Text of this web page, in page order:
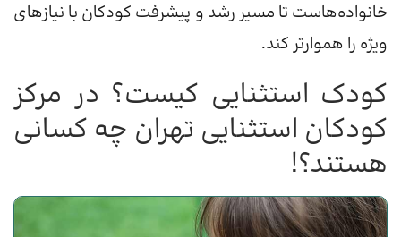
خانواده‌هاست تا مسیر رشد و پیشرفت کودکان با نیازهای
ویژه را هموارتر کند.
کودک استثنایی کیست؟ در مرکز
کودکان استثنایی تهران چه کسانی
هستند؟!